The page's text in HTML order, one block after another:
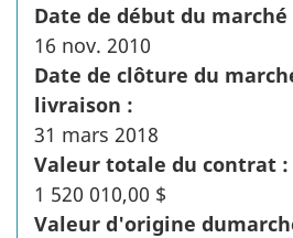
Date de début du marché
16 nov. 2010
Date de clôture du
livraison :
31 mars 2018
Valeur totale du contrat :
1 520 010,00 $
Valeur d'origine